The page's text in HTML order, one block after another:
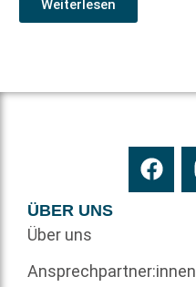
Weiterlesen
ÜBER UNS
Über uns
Ansprechpartner:innen